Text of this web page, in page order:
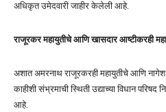
अधिकृत उमेदवारी जाहीर केलेली आहे.
राजूरकर महायुतीचे आणि खासदार आष्टीकरही
अशात अमरनाथ राजूरकरही महायुतीचे आणि
काहीशी संभ्रमाची स्थिती उद्याच्या विधान परिषद
आहे.